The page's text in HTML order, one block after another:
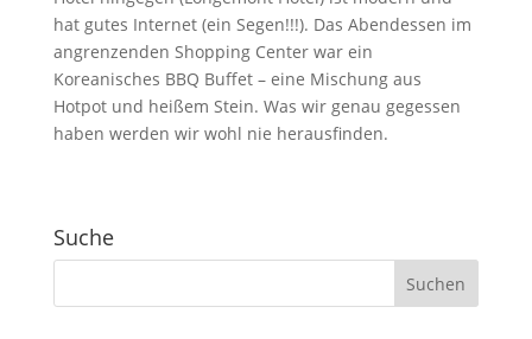
hat gutes Internet (ein Segen!!!). Das Abendessen im
angrenzenden Shopping Center war ein
Koreanisches BBQ Buffet – eine Mischung aus
Hotpot und heißem Stein. Was wir genau gegessen
haben werden wir wohl nie herausfinden.
Suche